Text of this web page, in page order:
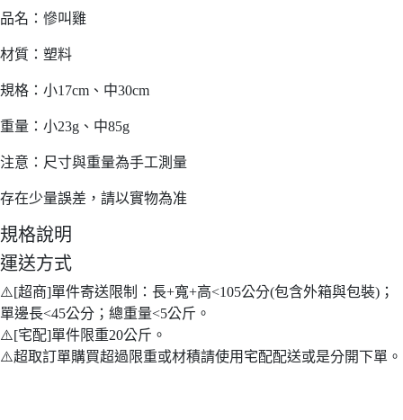
品名：慘叫雞
材質：塑料
規格：小17cm、中30cm
重量：小23g、中85g
注意：尺寸與重量為手工測量
存在少量誤差，請以實物為准
規格說明
運送方式
⚠️[超商]單件寄送限制：長+寬+高<105公分(包含外箱與包裝)；
單邊長<45公分；總重量<5公斤。
⚠️[宅配]單件限重20公斤。
⚠️超取訂單購買超過限重或材積請使用宅配配送或是分開下單。